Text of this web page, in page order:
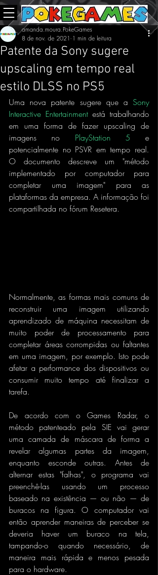
Patente da Sony sugere
upscaling em tempo real
estilo DLSS no PS5
amanda.moura.PokeGames
8 de nov. de 2021 1 min de leitura
Uma nova patente sugere que a Sony
Interactive Entertainment está trabalhando
em uma forma de fazer upscaling de
imagens no PlayStation 5 e
potencialmente no PSVR em tempo real.
O documento descreve um "método
implementado por computador para
completar uma imagem" para as
plataformas da empresa. A informação foi
compartilhada no fórum Resetera.
Normalmente, as formas mais comuns de
reconstruir uma imagem utilizando
aprendizado de máquina necessitam de
muito poder de processamento para
completar áreas corrompidas ou faltantes
em uma imagem, por exemplo. Isto pode
afetar a performance dos dispositivos ou
consumir muito tempo até finalizar a
tarefa.
De acordo com o Games Radar, o
método patenteado pela SIE vai gerar
uma camada de máscara de forma a
revelar algumas partes da imagem,
enquanto esconde outras. Antes de
alternar estas "falhas", o programa vai
preenchê-las usando um processo
baseado na existência — ou não — de
buracos na figura. O computador vai
então aprender maneiras de perceber se
deveria haver um buraco na tela,
tampando-o quando necessário, de
maneira mais rápida e menos pesada
para o hardware.